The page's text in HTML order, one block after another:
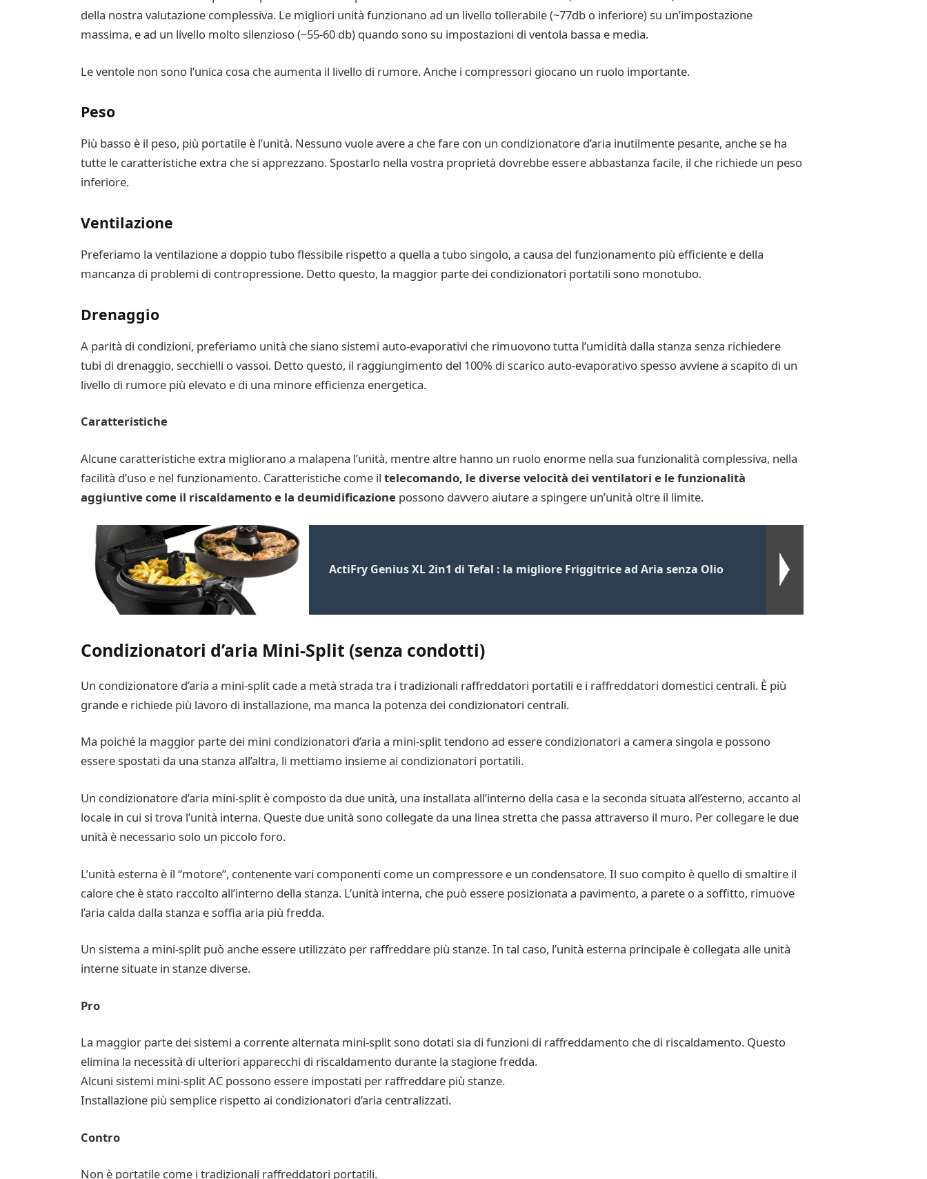
della nostra valutazione complessiva. Le migliori unità funzionano ad un livello tollerabile (~77db o inferiore) su un’impostazione
massima, e ad un livello molto silenzioso (~55-60 db) quando sono su impostazioni di ventola bassa e media.
Le ventole non sono l’unica cosa che aumenta il livello di rumore. Anche i compressori giocano un ruolo importante.
Peso
Più basso è il peso, più portatile è l’unità. Nessuno vuole avere a che fare con un condizionatore d’aria inutilmente pesante, anche se ha
tutte le caratteristiche extra che si apprezzano. Spostarlo nella vostra proprietà dovrebbe essere abbastanza facile, il che richiede un peso
inferiore.
Ventilazione
Preferiamo la ventilazione a doppio tubo flessibile rispetto a quella a tubo singolo, a causa del funzionamento più efficiente e della
mancanza di problemi di contropressione. Detto questo, la maggior parte dei condizionatori portatili sono monotubo.
Drenaggio
A parità di condizioni, preferiamo unità che siano sistemi auto-evaporativi che rimuovono tutta l’umidità dalla stanza senza richiedere
tubi di drenaggio, secchielli o vassoi. Detto questo, il raggiungimento del 100% di scarico auto-evaporativo spesso avviene a scapito di un
livello di rumore più elevato e di una minore efficienza energetica.
Caratteristiche
Alcune caratteristiche extra migliorano a malapena l’unità, mentre altre hanno un ruolo enorme nella sua funzionalità complessiva, nella
facilità d’uso e nel funzionamento. Caratteristiche come il telecomando, le diverse velocità dei ventilatori e le funzionalità
aggiuntive come il riscaldamento e la deumidificazione possono davvero aiutare a spingere un’unità oltre il limite.
ActiFry Genius XL 2in1 di Tefal : la migliore Friggitrice ad Aria senza Olio
Condizionatori d’aria Mini-Split (senza condotti)
Un condizionatore d’aria a mini-split cade a metà strada tra i tradizionali raffreddatori portatili e i raffreddatori domestici centrali. È più
grande e richiede più lavoro di installazione, ma manca la potenza dei condizionatori centrali.
Ma poiché la maggior parte dei mini condizionatori d’aria a mini-split tendono ad essere condizionatori a camera singola e possono
essere spostati da una stanza all’altra, li mettiamo insieme ai condizionatori portatili.
Un condizionatore d’aria mini-split è composto da due unità, una installata all’interno della casa e la seconda situata all’esterno, accanto al
locale in cui si trova l’unità interna. Queste due unità sono collegate da una linea stretta che passa attraverso il muro. Per collegare le due
unità è necessario solo un piccolo foro.
L’unità esterna è il “motore”, contenente vari componenti come un compressore e un condensatore. Il suo compito è quello di smaltire il
calore che è stato raccolto all’interno della stanza. L’unità interna, che può essere posizionata a pavimento, a parete o a soffitto, rimuove
l’aria calda dalla stanza e soffia aria più fredda.
Un sistema a mini-split può anche essere utilizzato per raffreddare più stanze. In tal caso, l’unità esterna principale è collegata alle unità
interne situate in stanze diverse.
Pro
La maggior parte dei sistemi a corrente alternata mini-split sono dotati sia di funzioni di raffreddamento che di riscaldamento. Questo
elimina la necessità di ulteriori apparecchi di riscaldamento durante la stagione fredda.
Alcuni sistemi mini-split AC possono essere impostati per raffreddare più stanze.
Installazione più semplice rispetto ai condizionatori d’aria centralizzati.
Contro
Non è portatile come i tradizionali raffreddatori portatili.